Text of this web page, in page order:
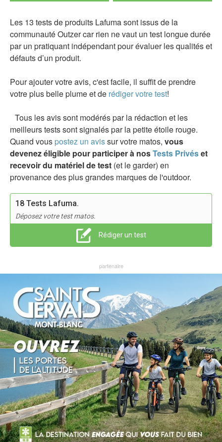
Les 13 tests de produits Lafuma sont issus de la
communauté Outzer car rien ne vaut un test longue durée
par un pratiquant indépendant pour évaluer les qualités et
défauts d’un produit.
Pour ajouter votre avis, c'est facile, il suffit de prendre
votre plus belle plume et de rédiger votre test!
Tous les avis sont modérés par la rédaction et les
meilleurs tests sont signalés par la petite étoile rouge.
Quand vous postez un avissur votre matos, vous
devenez éligible pour participer à nosTests Privéset
recevoir du matériel de test (et le garder) en
provenance des plus grandes marques de l'outdoor.
18 Tests Lafuma.
Déposez votre test matos.
Rédiger un test